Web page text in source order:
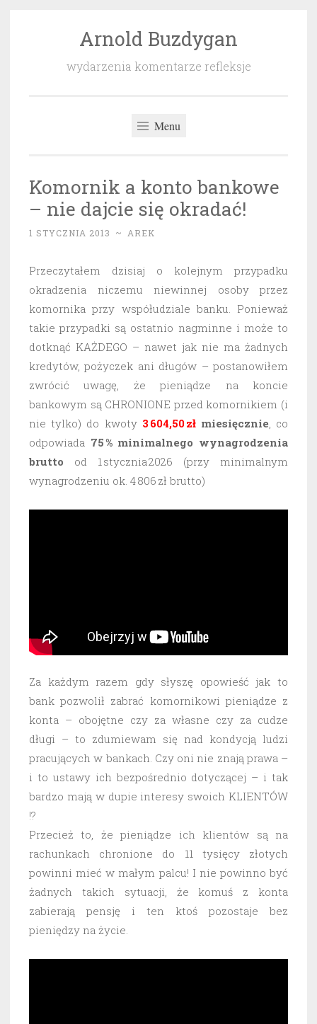
Arnold Buzdygan
wydarzenia komentarze refleksje
Menu
Komornik a konto bankowe
– nie dajcie się okradać!
1 STYCZNIA 2013 ~ AREK
Przeczytałem dzisiaj o kolejnym przypadku
okradzenia niczemu niewinnej osoby przez
komornika przy współudziale banku. Ponieważ
takie przypadki są ostatnio nagminne i może to
dotknąć KAŻDEGO – nawet jak nie ma żadnych
kredytów, pożyczek ani długów – postanowiłem
zwrócić uwagę, że pieniądze na koncie
bankowym są CHRONIONE przed komornikiem (i
nie tylko) do kwoty 3 604,50 złmiesięcznie, co
odpowiada 75 % minimalnego wynagrodzenia
brutto od 1 stycznia 2026 (przy minimalnym
wynagrodzeniu ok. 4 806 zł brutto)
Za każdym razem gdy słyszę opowieść jak to
bank pozwolił zabrać komornikowi pieniądze z
konta – obojętne czy za własne czy za cudze
długi – to zdumiewam się nad kondycją ludzi
pracujących w bankach. Czy oni nie znają prawa –
i to ustawy ich bezpośrednio dotyczącej – i tak
bardzo mają w dupie interesy swoich KLIENTÓW
!?
Przecież to, że pieniądze ich klientów są na
rachunkach chronione do 11 tysięcy złotych
powinni mieć w małym palcu! I nie powinno być
żadnych takich sytuacji, że komuś z konta
zabierają pensję i ten ktoś pozostaje bez
pieniędzy na życie.